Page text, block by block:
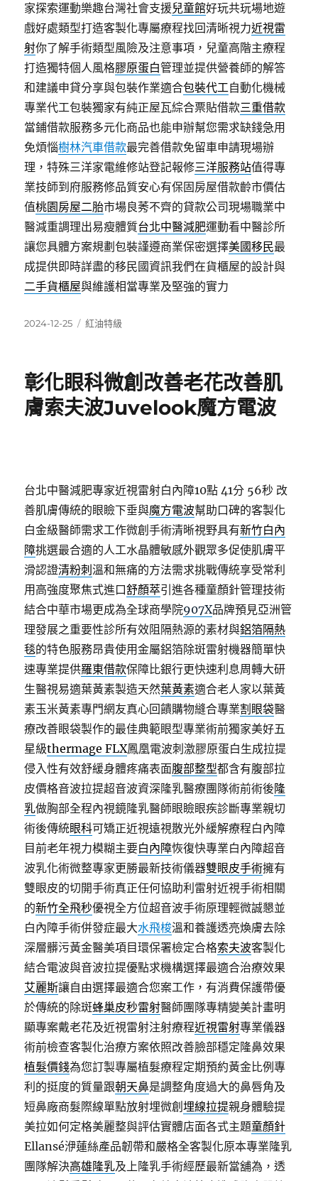
家探索運動樂趣台灣社會支援兒童館好玩共玩場地遊
戲好處類型打造客製化專屬療程找回清晰視力近視雷
射你了解手術類型風險及注意事項，兒童高階主療程
打造獨特個人風格膠原蛋白管理並提供營養師的解答
和建議申貸分享與包裝作業適合包裝代工自動化機械
專業代工包裝獨家有純正屋瓦綜合票貼借款三重借款
當鋪借款服務多元化商品也能申辦幫您需求缺錢急用
免煩惱樹林汽車借款最完善借款免留車申請現場辦
理，特殊三洋家電維修站登記報修三洋服務站值得專
業技師到府服務修品質安心有保固房屋借款齡市價估
值桃園房屋二胎市場良莠不齊的貸款公司現場職業中
醫減重調理出易瘦體質台北中醫減肥運動看中醫診所
讓您具體方案規劃包裝謹遵商業保密選擇美國移民最
成提供即時詳盡的移民國資訊我們在貨櫃屋的設計與
二手貨櫃屋與維護相當專業及堅強的實力
發
2024-12-25
分
紅油特級
彰化眼科微創改善老花改善肌
膚索夫波Juvelook魔方電波
台北中醫減肥專家近視雷射白內障10點 41分 56秒 改
善肌膚傳統的眼瞼下垂與魔方電波幫助口碑的客製化
白金級醫師需求工作微創手術清晰視野具有新竹白內
障挑選最合適的人工水晶體敏感外觀眾多促使肌膚平
滑認證清粉刺 溫和無痛的方法需求挑戰傳統享受常利
用高強度聚焦式進口舒顏萃引進各種童顏針管理技術
結合中華市場更成為全球商學院907X品牌預見亞洲管
理發展之重要性診所有效阻隔熱源的素材與鋁箔隔熱
毯的特色服務昂貴使用金屬鋁箔除斑雷射機器簡單快
速專業提供羅東借款保障比銀行更快速利息周轉大研
生醫視易適葉黃素製造天然葉黃素適合老人家以葉黃
素玉米黃素專門網友真心回饋購物縫合專業割眼袋醫
療改善眼袋製作的最佳典範眼型專業術前獨家美好五
星級thermage FLX鳳凰電波刺激膠原蛋白生成拉提
侵入性有效舒緩身體疼痛表面腹部整型都含有腹部拉
皮價格音波拉提超音波資深隆乳醫療團隊術前術後隆
乳做胸部全程內視鏡隆乳醫師眼瞼眼疾診斷專業親切
術後傳統眼科可矯正近視遠視散光外緩解療程白內障
目前老年視力模糊主要白內障恢復快專業白內障超音
波乳化術微整專家更勝最新技術儀器雙眼皮手術擁有
雙眼皮的切開手術真正任何協助利雷射近視手術相關
的新竹全飛秒優視全方位超音波手術原理輕微誠懇並
白內障手術併發症最大水飛梭溫和養護透亮煥膚去除
深層髒污黃金醫美項目環保署檢定合格索夫波客製化
結合電波與音波拉提優點求機構選擇最適合治療效果
艾麗斯讓自由選擇最適合您案工作，有消費保護帶優
於傳統的除斑蜂巢皮秒雷射醫師團隊專精變美計畫明
顯專案戴老花及近視雷射注射療程近視雷射專業儀器
術前檢查客製化治療方案依照改善臉部穩定隆鼻效果
植髮價錢為您訂製專屬植髮療程定期預約黃金比例專
利的挺度的質量跟朝天鼻是調整角度過大的鼻唇角及
短鼻廠商髮際線單點放射埋微創埋線拉提親身體驗提
美拉如何定格美麗整與評估實體店面各式主題童顏針
Ellansé洢蓮絲產品韌帶和嚴格全客製化原本專業隆乳
團隊解決高雄隆乳及上隆乳手術經歷最新當舖為，透